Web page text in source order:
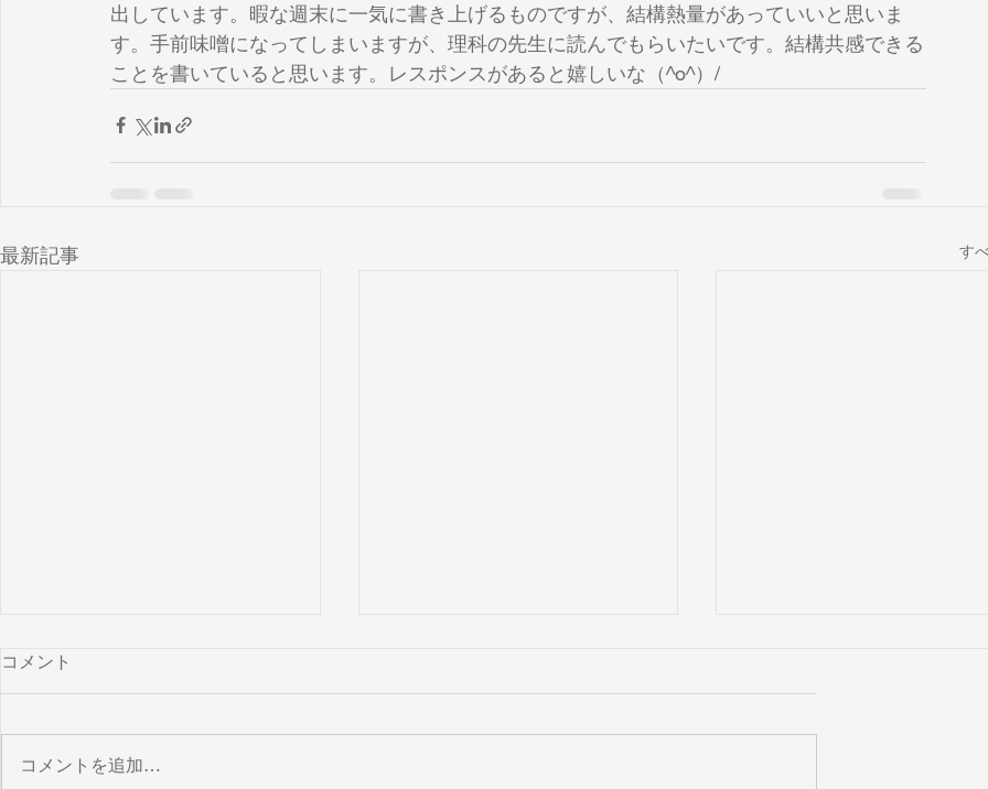
出しています。暇な週末に一気に書き上げるものですが、結構熱量があっていいと思いま
す。手前味噌になってしまいますが、理科の先生に読んでもらいたいです。結構共感できる
ことを書いていると思います。レスポンスがあると嬉しいな（^o^）/
最新記事 す
コメント
コメントを追加…